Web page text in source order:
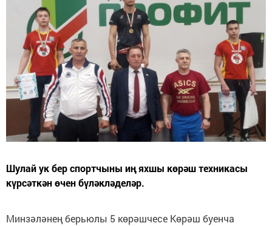
Шулай ук бер спортчыны иң яхшы көрәш техникасы
күрсәткән өчен бүләкләделәр.
Минзәләнең берьюлы 5 көрәшчесе Көрәш буенча